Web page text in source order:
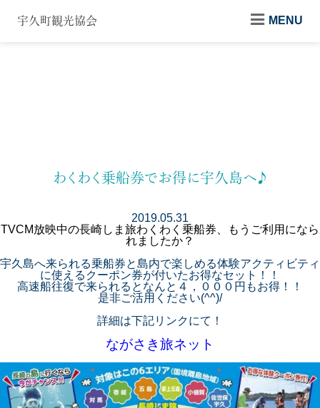
宇久町観光協会 MENU
わくわく乗船券でお得に宇久島へ♪
2019.05.31
TVCM放映中の長崎しま旅わくわく乗船券、もうご利用になら
れましたか？
宇久島へ来られる乗船券と島内で楽しめる体験アクティビティ
に使えるクーポン券が付いたお得なセット！！
高速船往復で来られるとなんと４，０００円もお得！！
是非ご活用ください(^^)/
詳細は下記リンクにて！
ながさき旅ネット